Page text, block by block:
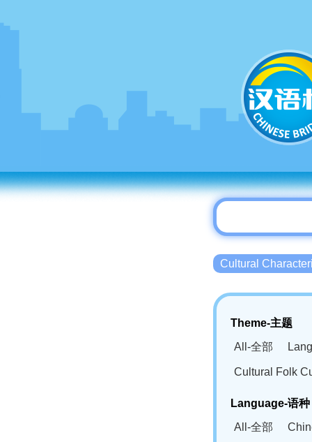
Cultural
Theme-主题
All-全部
Cultural Folk
Language-语种
All-全部